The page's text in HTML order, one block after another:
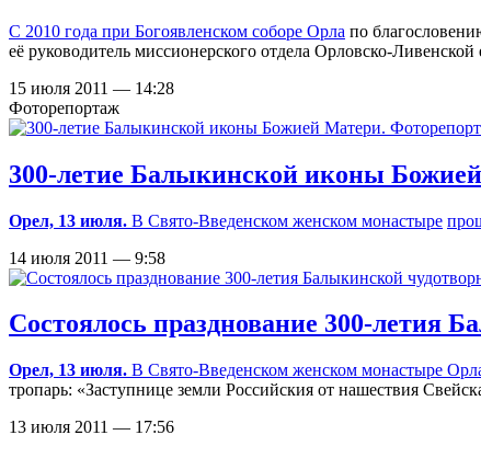
С 2010 года при Богоявленском соборе Орла по
её руководитель миссионерского отдела Орловско-
15 июля 2011 — 14:28
Фоторепортаж
300-летие Балыкинской иконы
Орел, 13 июля. В Свято-Введенском женском монастыре
14 июля 2011 — 9:58
Состоялось празднование 300-летия
Орел, 13 июля. В Свято-Введенском женском монастыре
тропарь: «Заступнице земли Российския от нашествия
13 июля 2011 — 17:56